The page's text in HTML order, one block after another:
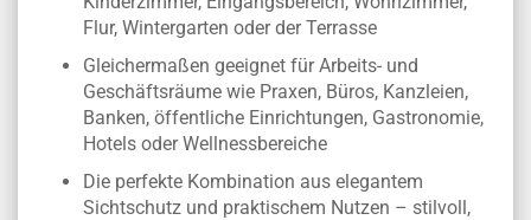
Flur, Wintergarten oder der Terrasse
Gleichermaßen geeignet für Arbeits- und
Geschäftsräume wie Praxen, Büros, Kanzleien,
Banken, öffentliche Einrichtungen, Gastronomie,
Hotels oder Wellnessbereiche
Die perfekte Kombination aus elegantem
Sichtschutz und praktischem Nutzen – stilvoll,